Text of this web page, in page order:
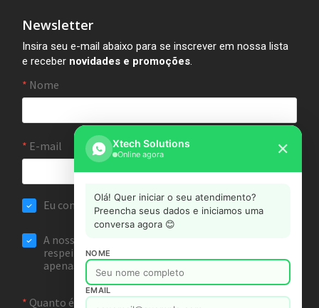
Newsletter
Insira seu e-mail abaixo para se inscrever em nossa lista
e receber novidades e promoções.
Xtech Solutions
Online agora ✕
Olá! Quer iniciar o seu atendimento?
Preencha seus dados e iniciamos uma
conversa agora 😊
NOME
EMAIL